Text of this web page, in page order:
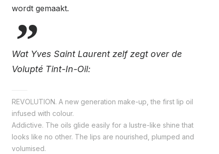
wordt gemaakt.
Wat Yves Saint Laurent zelf zegt over de
Volupté Tint-In-Oil:
REVOLUTION. A new generation make-up, the first lip oil
infused with colour.
Addictive. The oils glide easily for a lustre-like shine that
looks like no other. The lips are nourished, plumped and
volumised.